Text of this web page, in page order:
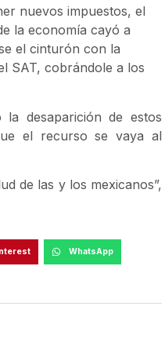
nuevos impuestos, el
la economía cayó a
el cinturón con la
SAT, cobrándole a los
desaparición de estos
el recurso se vaya al
de las y los mexicanos”,
WhatsApp